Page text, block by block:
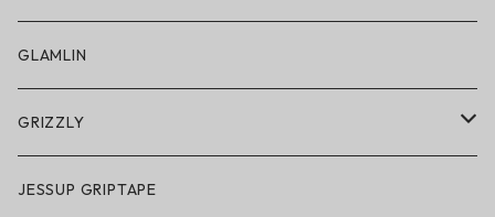
スノーゴーグル
アクセサリー・小物
GLAMLIN
GRIZZLY
GRIZZLY × POLeR
JESSUP GRIPTAPE